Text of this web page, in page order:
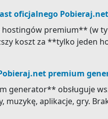
oficjalnego
hostingów premium** (w
koszt za **tylko jeden
premium
generator** obsługuje
muzykę, aplikacje, gry.